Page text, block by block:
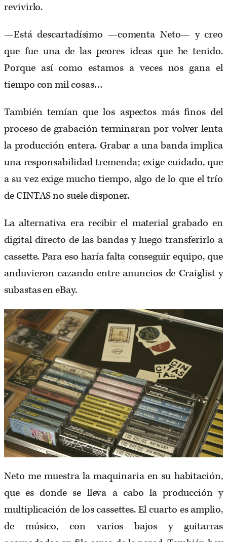
revivirlo.
—Está descartadísimo —comenta Neto— y creo
que fue una de las peores ideas que he tenido.
Porque así como estamos a veces nos gana el
tiempo con mil cosas…
También temían que los aspectos más finos del
proceso de grabación terminaran por volver lenta
la producción entera. Grabar a una banda implica
una responsabilidad tremenda; exige cuidado, que
a su vez exige mucho tiempo, algo de lo que el trío
de CINTAS no suele disponer.
La alternativa era recibir el material grabado en
digital directo de las bandas y luego transferirlo a
cassette. Para eso haría falta conseguir equipo, que
anduvieron cazando entre anuncios de Craiglist y
subastas en eBay.
Neto me muestra la maquinaria en su habitación,
que es donde se lleva a cabo la producción y
multiplicación de los cassettes. El cuarto es amplio,
de músico, con varios bajos y guitarras